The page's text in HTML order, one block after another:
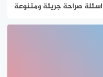
اسئلة صراحة جريئة ومتنوعة
2021